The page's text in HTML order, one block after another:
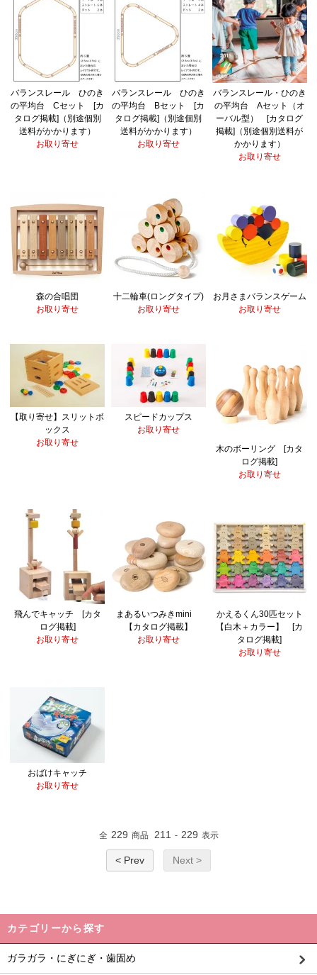
バランスレール ひのき
の平均台 Cセット [カ
タログ掲載]（別途個別
送料がかかります）
お取り寄せ
バランスレール ひのき
の平均台 Bセット [カ
タログ掲載]（別途個別
送料がかかります）
お取り寄せ
バランスレール・ひのき
の平均台 Aセット（オ
ーバル型） [カタログ
掲載]（別途個別送料が
かかります）
お取り寄せ
森の合唱団
お取り寄せ
十二輪車(ロングタイプ)
お取り寄せ
お月さまバランスゲーム
お取り寄せ
【取り寄せ】スリットボ
ックス
お取り寄せ
スピードカップス
お取り寄せ
木のボーリング [カタ
ログ掲載]
お取り寄せ
飛んでキャッチ [カタ
ログ掲載]
お取り寄せ
まあるいつみきmini
【カタログ掲載】
お取り寄せ
かえるくん30匹セット
【白木＋カラー】 [カ
タログ掲載]
お取り寄せ
おばけキャッチ
お取り寄せ
全 229 商品 211 - 229 表示
< Prev Next >
カテゴリーから探す
ガラガラ・にぎにぎ・歯固め